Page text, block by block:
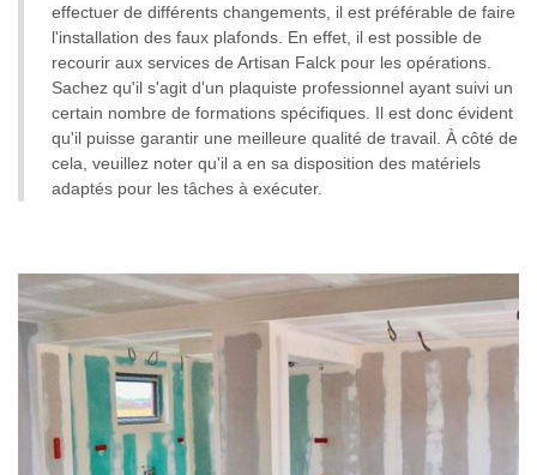
effectuer de différents changements, il est préférable de faire
l'installation des faux plafonds. En effet, il est possible de
recourir aux services de Artisan Falck pour les opérations.
Sachez qu'il s'agit d'un plaquiste professionnel ayant suivi un
certain nombre de formations spécifiques. Il est donc évident
qu'il puisse garantir une meilleure qualité de travail. À côté de
cela, veuillez noter qu'il a en sa disposition des matériels
adaptés pour les tâches à exécuter.